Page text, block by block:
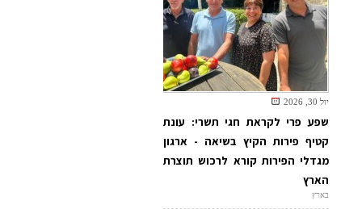
יול 30, 2026
שפע פרי לקראת חגי תשרי: עונת
קטיף פירות הקיץ בשיאה - ארגון
מגדלי הפירות קורא לרכוש תוצרת
הארץ
בארץ